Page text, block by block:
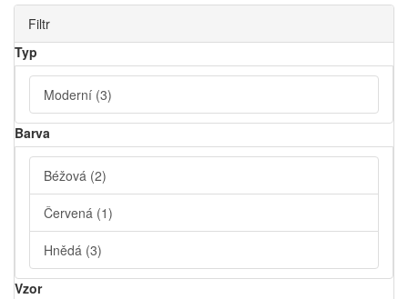
Filtr
Typ
Moderní (3)
Barva
Béžová (2)
Červená (1)
Hnědá (3)
Vzor